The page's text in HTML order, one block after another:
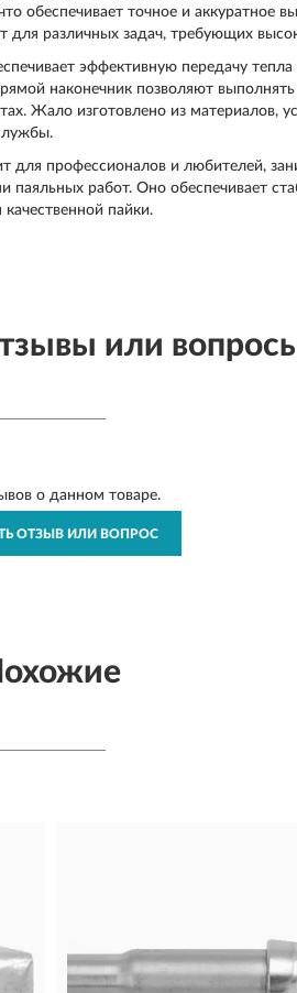
обеспечивает точное и аккуратное
для различных задач, требующих
эффективную передачу
наконечник позволяют
Жало изготовлено из материалов,
для профессионалов и любителей,
паяльных работ. Оно обеспечивает
пайки.
или
о данном товаре.
ОТЗЫВ ИЛИ ВОПРОС